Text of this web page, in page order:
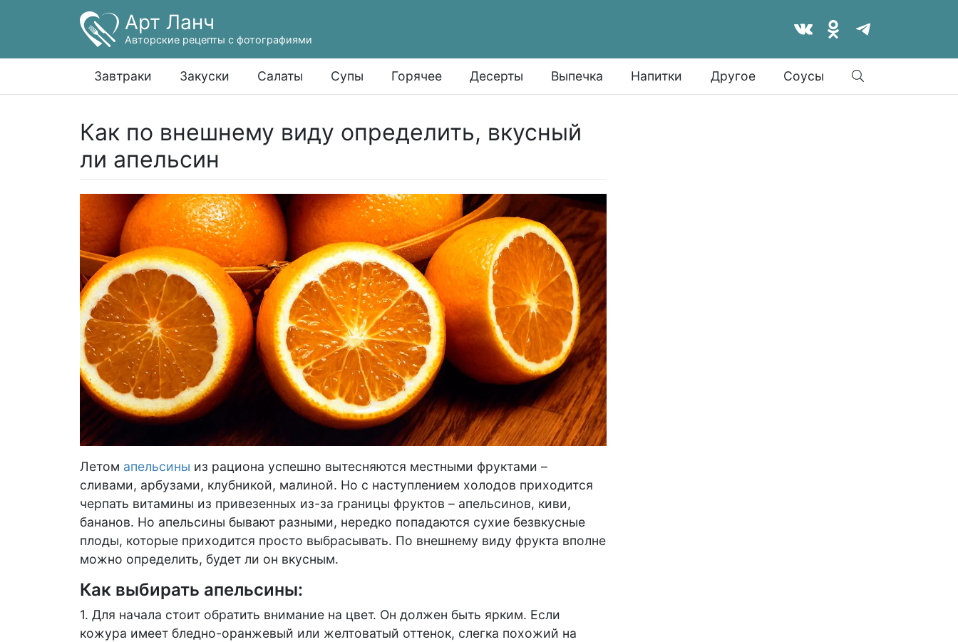
Арт Ланч
Авторские рецепты с фотографиями
Завтраки Закуски Салаты Супы Горячее Десерты Выпечка Напитки Другое Соусы
Найти
Как по внешнему виду определить, вкусный
ли апельсин
Летом апельсины из рациона успешно вытесняются местными фруктами –
сливами, арбузами, клубникой, малиной. Но с наступлением холодов приходится
черпать витамины из привезенных из-за границы фруктов – апельсинов, киви,
бананов. Но апельсины бывают разными, нередко попадаются сухие безвкусные
плоды, которые приходится просто выбрасывать. По внешнему виду фрукта вполне
можно определить, будет ли он вкусным.
Как выбирать апельсины:
1. Для начала стоит обратить внимание на цвет. Он должен быть ярким. Если
кожура имеет бледно-оранжевый или желтоватый оттенок, слегка похожий на